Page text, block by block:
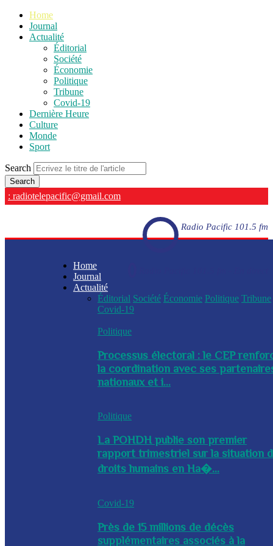
Home
Journal
Actualité
Éditorial
Société
Économie
Politique
Tribune
Covid-19
Dernière Heure
Culture
Monde
Sport
Search
: radiotelepacific@gmail.com
Radio Pacific 101.5 fm
Home
Journal
Actualité
Éditorial Société Économie Politique Tribune
Covid-19
Politique
Processus électoral : le CEP
la coordination avec ses
nationaux et i...
Politique
La POHDH publie son premier
rapport trimestriel sur la situation
droits humains en Ha�...
Covid-19
Près de 15 millions de décès
supplémentaires associés à la